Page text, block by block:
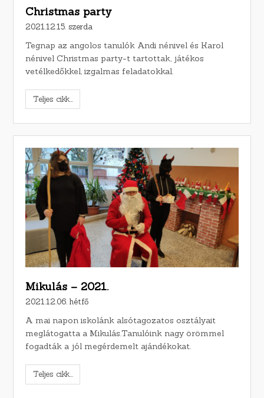
Christmas party
2021.12.15. szerda
Tegnap az angolos tanulók Andi nénivel és Karol
nénivel Christmas party-t tartottak, játékos
vetélkedőkkel, izgalmas feladatokkal.
Teljes cikk...
Mikulás – 2021.
2021.12.06. hétfő
A mai napon iskolánk alsótagozatos osztályait
meglátogatta a Mikulás.Tanulóink nagy örömmel
fogadták a jól megérdemelt ajándékokat.
Teljes cikk...